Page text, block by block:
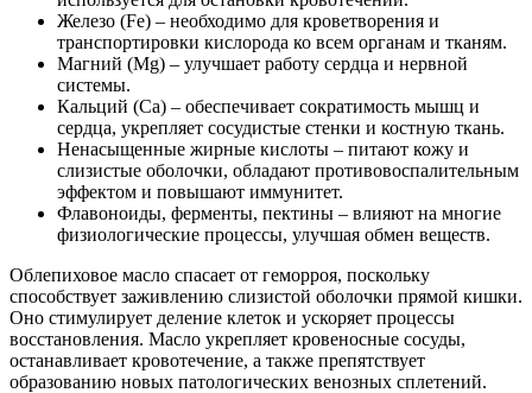
Железо (Fe) – необходимо для кроветворения и
транспортировки кислорода ко всем органам и тканям.
Магний (Mg) – улучшает работу сердца и нервной
системы.
Кальций (Ca) – обеспечивает сократимость мышц и
сердца, укрепляет сосудистые стенки и костную ткань.
Ненасыщенные жирные кислоты – питают кожу и
слизистые оболочки, обладают противовоспалительным
эффектом и повышают иммунитет.
Флавоноиды, ферменты, пектины – влияют на многие
физиологические процессы, улучшая обмен веществ.
Облепиховое масло спасает от геморроя, поскольку
способствует заживлению слизистой оболочки прямой кишки.
Оно стимулирует деление клеток и ускоряет процессы
восстановления. Масло укрепляет кровеносные сосуды,
останавливает кровотечение, а также препятствует
образованию новых патологических венозных сплетений.